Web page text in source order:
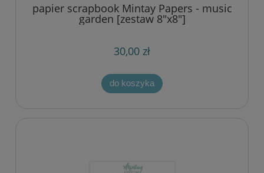
papier scrapbook Mintay Papers - music
garden [zestaw 8"x8"]
30,00 zł
do koszyka